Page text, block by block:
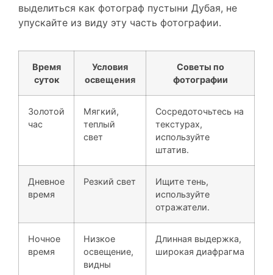
упускайте из виду эту часть фотографии.
Время
суток
Условия
освещения
Советы по
фотографии
Золотой
час
Мягкий,
теплый
свет
Сосредоточьтесь на
текстурах,
используйте
штатив.
Дневное
время
Резкий свет
Ищите тень,
используйте
отражатели.
Ночное
время
Низкое
освещение,
видны
звезды
Длинная выдержка,
широкая диафрагма